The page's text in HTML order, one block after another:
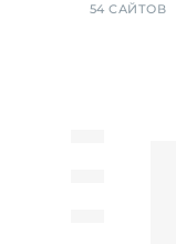
54 САЙТОВ